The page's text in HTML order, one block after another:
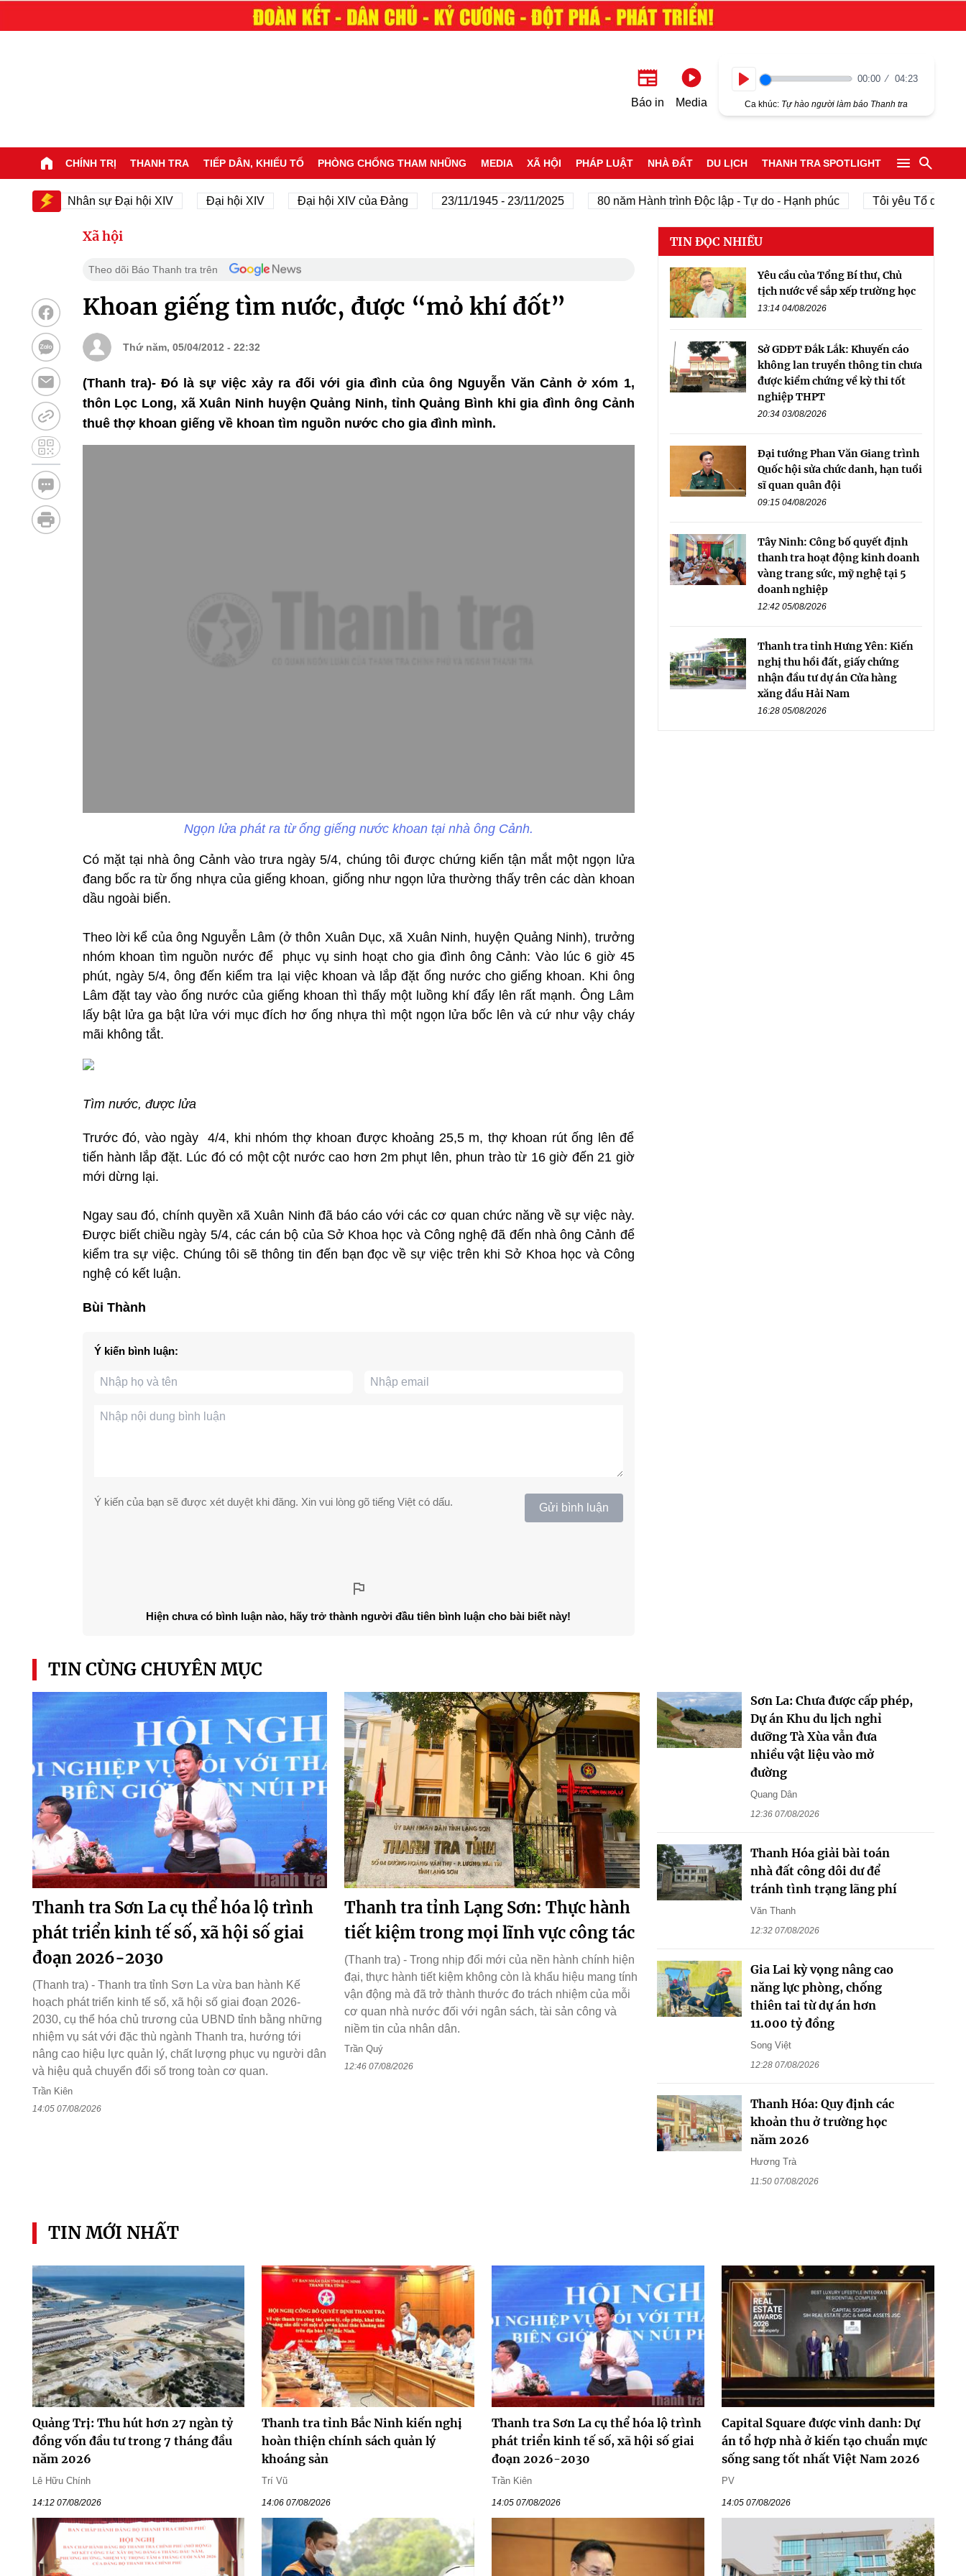
Báo in Media
00:00 04:23
Ca khúc: Tự hào người làm báo Thanh tra
CHÍNH TRỊ THANH TRA TIẾP DÂN, KHIẾU TỐ PHÒNG CHỐNG THAM NHŨNG MEDIA XÃ HỘI PHÁP LUẬT NHÀ ĐẤT DU LỊCH THANH TRA SPOTLIGHT
Nhân sự Đại hội XIV Đại hội XIV Đại hội XIV của Đảng 23/11/1945 - 23/11/2025 80 năm Hành trình Độc lập - Tự do - Hạnh phúc Tôi yêu Tổ quốc tôi
Xã hội
Theo dõi Báo Thanh tra trên
Khoan giếng tìm nước, được “mỏ khí đốt”
Thứ năm, 05/04/2012 - 22:32
(Thanh tra)- Đó là sự việc xảy ra đối với gia đình của ông Nguyễn Văn Cảnh ở xóm 1,
thôn Lọc Long, xã Xuân Ninh huyện Quảng Ninh, tỉnh Quảng Bình khi gia đình ông Cảnh
thuê thợ khoan giếng về khoan tìm nguồn nước cho gia đình mình.
Ngọn lửa phát ra từ ống giếng nước khoan tại nhà ông Cảnh.
Có mặt tại nhà ông Cảnh vào trưa ngày 5/4, chúng tôi được chứng kiến tận mắt một ngọn lửa
đang bốc ra từ ống nhựa của giếng khoan, giống như ngọn lửa thường thấy trên các dàn khoan
dầu ngoài biển.
Theo lời kể của ông Nguyễn Lâm (ở thôn Xuân Dục, xã Xuân Ninh, huyện Quảng Ninh), trưởng
nhóm khoan tìm nguồn nước để phục vụ sinh hoạt cho gia đình ông Cảnh: Vào lúc 6 giờ 45
phút, ngày 5/4, ông đến kiểm tra lại việc khoan và lắp đặt ống nước cho giếng khoan. Khi ông
Lâm đặt tay vào ống nước của giếng khoan thì thấy một luồng khí đẩy lên rất mạnh. Ông Lâm
lấy bật lửa ga bật lửa với mục đích hơ ống nhựa thì một ngọn lửa bốc lên và cứ như vậy cháy
mãi không tắt.
Tìm nước, được lửa
Trước đó, vào ngày 4/4, khi nhóm thợ khoan được khoảng 25,5 m, thợ khoan rút ống lên để
tiến hành lắp đặt. Lúc đó có một cột nước cao hơn 2m phụt lên, phun trào từ 16 giờ đến 21 giờ
mới dừng lại.
Ngay sau đó, chính quyền xã Xuân Ninh đã báo cáo với các cơ quan chức năng về sự việc này.
Được biết chiều ngày 5/4, các cán bộ của Sở Khoa học và Công nghệ đã đến nhà ông Cảnh để
kiểm tra sự việc. Chúng tôi sẽ thông tin đến bạn đọc về sự việc trên khi Sở Khoa học và Công
nghệ có kết luận.
Bùi Thành
Ý kiến bình luận:
Ý kiến của bạn sẽ được xét duyệt khi đăng. Xin vui lòng gõ tiếng Việt có dấu. Gửi bình luận
Hiện chưa có bình luận nào, hãy trở thành người đầu tiên bình luận cho bài biết này!
TIN ĐỌC NHIỀU
Yêu cầu của Tổng Bí thư, Chủ
tịch nước về sắp xếp trường học
13:14 04/08/2026
Sở GDĐT Đắk Lắk: Khuyến cáo
không lan truyền thông tin chưa
được kiểm chứng về kỳ thi tốt
nghiệp THPT
20:34 03/08/2026
Đại tướng Phan Văn Giang trình
Quốc hội sửa chức danh, hạn tuổi
sĩ quan quân đội
09:15 04/08/2026
Tây Ninh: Công bố quyết định
thanh tra hoạt động kinh doanh
vàng trang sức, mỹ nghệ tại 5
doanh nghiệp
12:42 05/08/2026
Thanh tra tỉnh Hưng Yên: Kiến
nghị thu hồi đất, giấy chứng
nhận đầu tư dự án Cửa hàng
xăng dầu Hải Nam
16:28 05/08/2026
TIN CÙNG CHUYÊN MỤC
Thanh tra Sơn La cụ thể hóa lộ trình
phát triển kinh tế số, xã hội số giai
đoạn 2026-2030
(Thanh tra) - Thanh tra tỉnh Sơn La vừa ban hành Kế
hoạch phát triển kinh tế số, xã hội số giai đoạn 2026-
2030, cụ thể hóa chủ trương của UBND tỉnh bằng những
nhiệm vụ sát với đặc thù ngành Thanh tra, hướng tới
nâng cao hiệu lực quản lý, chất lượng phục vụ người dân
và hiệu quả chuyển đổi số trong toàn cơ quan.
Trần Kiên
14:05 07/08/2026
Thanh tra tỉnh Lạng Sơn: Thực hành
tiết kiệm trong mọi lĩnh vực công tác
(Thanh tra) - Trong nhịp đổi mới của nền hành chính hiện
đại, thực hành tiết kiệm không còn là khẩu hiệu mang tính
vận động mà đã trở thành thước đo trách nhiệm của mỗi
cơ quan nhà nước đối với ngân sách, tài sản công và
niềm tin của nhân dân.
Trần Quý
12:46 07/08/2026
Sơn La: Chưa được cấp phép,
Dự án Khu du lịch nghỉ
dưỡng Tà Xùa vẫn đưa
nhiều vật liệu vào mở
đường
Quang Dân
12:36 07/08/2026
Thanh Hóa giải bài toán
nhà đất công dôi dư để
tránh tình trạng lãng phí
Văn Thanh
12:32 07/08/2026
Gia Lai kỳ vọng nâng cao
năng lực phòng, chống
thiên tai từ dự án hơn
11.000 tỷ đồng
Song Việt
12:28 07/08/2026
Thanh Hóa: Quy định các
khoản thu ở trường học
năm 2026
Hương Trà
11:50 07/08/2026
TIN MỚI NHẤT
Quảng Trị: Thu hút hơn 27 ngàn tỷ
đồng vốn đầu tư trong 7 tháng đầu
năm 2026
Lê Hữu Chính
14:12 07/08/2026
Thanh tra tỉnh Bắc Ninh kiến nghị
hoàn thiện chính sách quản lý
khoáng sản
Trí Vũ
14:06 07/08/2026
Thanh tra Sơn La cụ thể hóa lộ trình
phát triển kinh tế số, xã hội số giai
đoạn 2026-2030
Trần Kiên
14:05 07/08/2026
Capital Square được vinh danh: Dự
án tổ hợp nhà ở kiến tạo chuẩn mực
sống sang tốt nhất Việt Nam 2026
PV
14:05 07/08/2026